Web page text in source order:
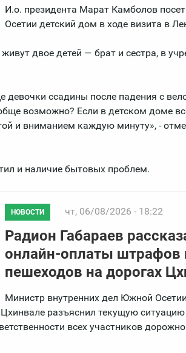
И.о. президента Марат Камболов
Осетии детский дом в ходе визита в
двое детей — брат и сестра, в
девочки ссадины после падения с
возможно? Если в детском доме
и вниманием каждую минуту», -
и наличие бытовых проблем.
НОВОСТИ чт, 06/08/2026 - 18:22
Радион Габараев
онлайн-оплаты штрафов
пешеходов на дорогах
Министр внутренних дел Южной
разъяснил текущую
всех участников